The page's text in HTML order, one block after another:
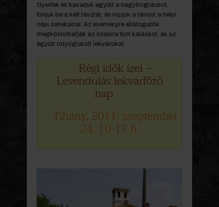
Gyertek és kavarjuk együtt a nagybográcsot,
fonjuk be a kelt tésztát, és ropjuk a táncot a helyi
népi zenekarral. Az eseményre ellátogatók
megkóstolhatják az óriásira font kalácsot, és az
együtt rotyogtatott lekvárokat.
Régi idők ízei –
Levendulás lekvárfőző
nap
Tihany, 2011. szeptember
24. 10-17 h.